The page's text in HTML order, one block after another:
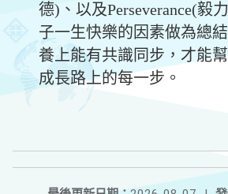
德) 、以及Perseverance(毅力
子一生快樂的因素做為總
養上能有共識同步，才能
成長路上的每一步。